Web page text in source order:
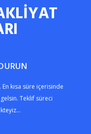
kısa süre içerisinde
Teklif süreci